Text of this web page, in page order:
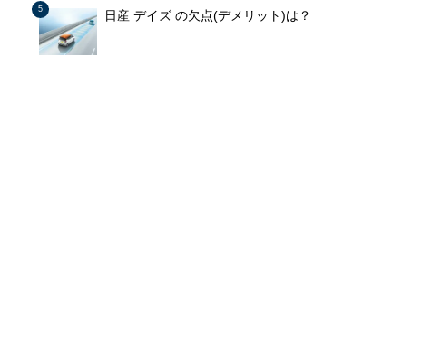
日産 デイズ の欠点(デメリット)は？